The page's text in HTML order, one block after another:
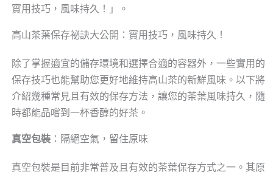
實用技巧，風味持久！」。
高山茶葉保存祕訣大公開：實用技巧，風味持久！
除了掌握適宜的儲存環境和選擇合適的容器外，一些實用的
保存技巧也能幫助您更好地維持高山茶的新鮮風味。以下將
介紹幾種常見且有效的保存方法，讓您的茶葉風味持久，隨
時都能品嚐到一杯香醇的好茶。
真空包裝：隔絕空氣，留住原味
真空包裝是目前非常普及且有效的茶葉保存方式之一。其原